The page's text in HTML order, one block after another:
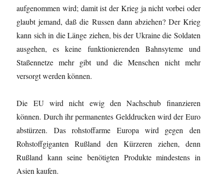
aufgenommen wird; damit ist der Krieg ja nicht vorbei oder
glaubt jemand, daß die Russen dann abziehen? Der Krieg
kann sich in die Länge ziehen, bis der Ukraine die Soldaten
ausgehen, es keine funktionierenden Bahnsyteme und
Staßennetze mehr gibt und die Menschen nicht mehr
versorgt werden können.
Die EU wird nicht ewig den Nachschub finanzieren
können. Durch ihr permanentes Gelddrucken wird der Euro
abstürzen. Das rohstoffarme Europa wird gegen den
Rohstoffgiganten Rußland den Kürzeren ziehen, denn
Rußland kann seine benötigten Produkte mindestens in
Asien kaufen.